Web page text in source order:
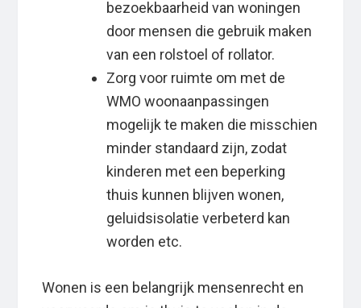
bezoekbaarheid van woningen
door mensen die gebruik maken
van een rolstoel of rollator.
Zorg voor ruimte om met de
WMO woonaanpassingen
mogelijk te maken die misschien
minder standaard zijn, zodat
kinderen met een beperking
thuis kunnen blijven wonen,
geluidsisolatie verbeterd kan
worden etc.
Wonen is een belangrijk mensenrecht en